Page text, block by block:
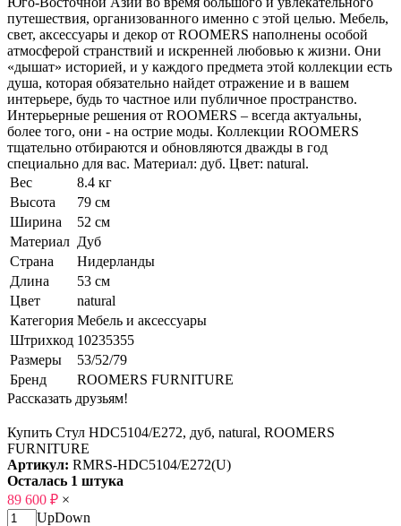
путешествия, организованного именно с этой целью. Мебель,
свет, аксессуары и декор от ROOMERS наполнены особой
атмосферой странствий и искренней любовью к жизни. Они
«дышат» историей, и у каждого предмета этой коллекции есть
душа, которая обязательно найдет отражение и в вашем
интерьере, будь то частное или публичное пространство.
Интерьерные решения от ROOMERS – всегда актуальны,
более того, они - на острие моды. Коллекции ROOMERS
тщательно отбираются и обновляются дважды в год
специально для вас. Материал: дуб. Цвет: natural.
Вес
8.4 кг
Высота
79 см
Ширина
52 см
Материал Дуб
Страна
Нидерланды
Длина
53 см
Цвет
natural
Категория Мебель и аксессуары
Штрихкод 10235355
Размеры
53/52/79
Бренд
ROOMERS FURNITURE
Рассказать друзьям!
Купить Стул HDC5104/E272, дуб, natural, ROOMERS
FURNITURE
Артикул: RMRS-HDC5104/E272(U)
Осталась 1 штука
89 600 ₽ ×
UpDown